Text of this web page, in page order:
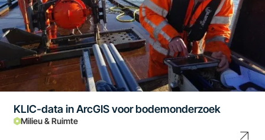
KLIC-data in ArcGIS voor bodemonderzoek
Milieu & Ruimte